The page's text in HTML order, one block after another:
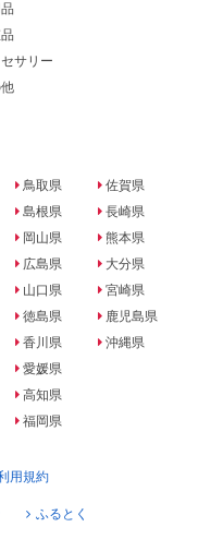
サリー
鳥取県
島根県
岡山県
広島県
山口県
徳島県
香川県
愛媛県
高知県
福岡県
佐賀県
長崎県
熊本県
大分県
宮崎県
鹿児島県
沖縄県
用規約
ふるとく